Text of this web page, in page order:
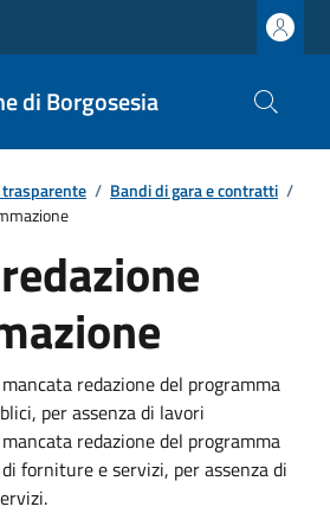
di Borgosesia
/ Bandi di gara e contratti /
redazione del programma
per assenza di lavori
redazione del programma
forniture e servizi, per assenza di